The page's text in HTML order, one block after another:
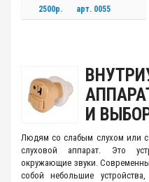
2500р.
арт. 0055
И
Людям со слабым слухом или с
слуховой аппарат. Это
окружающие звуки.
собой небольшие